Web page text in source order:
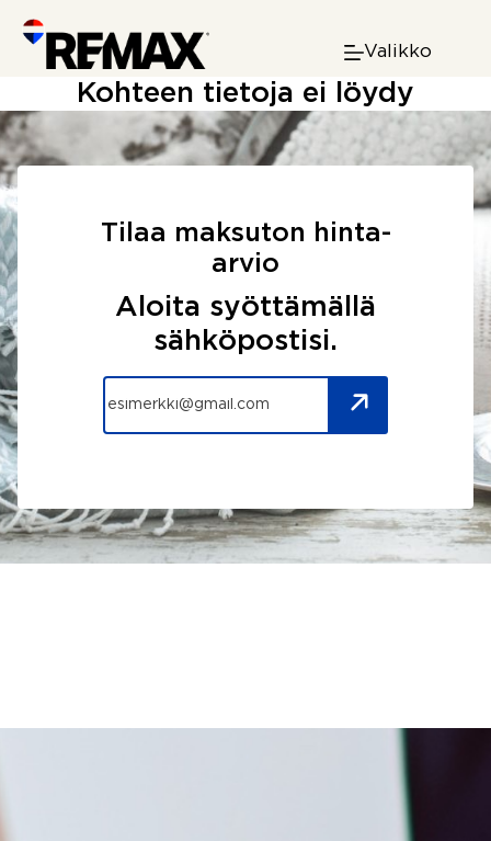
content
Valikko
Kohteen tietoja ei löydy
Tilaa maksuton hinta-
arvio
Aloita syöttämällä
sähköpostisi.